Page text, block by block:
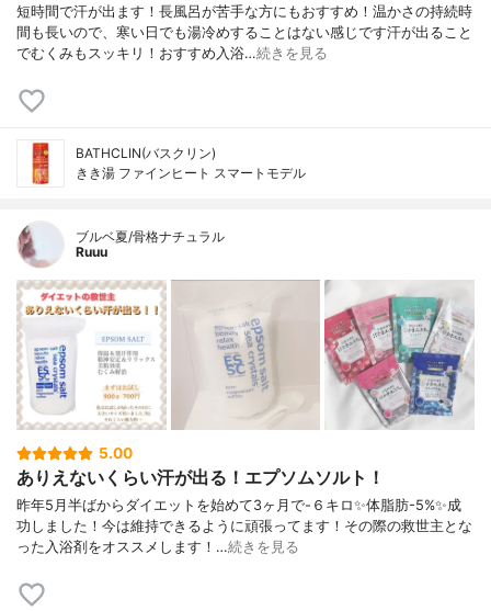
短時間で汗が出ます！長風呂が苦手な方にもおすすめ！温かさの持続時
間も長いので、寒い日でも湯冷めすることはない感じです汗が出ること
でむくみもスッキリ！おすすめ入浴…続きを見る
BATHCLIN(バスクリン)
きき湯 ファインヒート スマートモデル
ブルベ夏/骨格ナチュラル
Ruuu
5.00
ありえないくらい汗が出る！エプソムソルト！
昨年5月半ばからダイエットを始めて3ヶ月で-６キロ✨体脂肪-5%✨成
功しました！今は維持できるように頑張ってます！その際の救世主とな
った入浴剤をオススメします！…続きを見る